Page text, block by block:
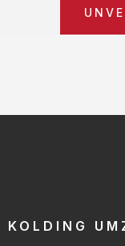
KOLDING